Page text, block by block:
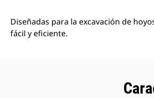
Diseñadas para la excavación de
fácil y eficiente.